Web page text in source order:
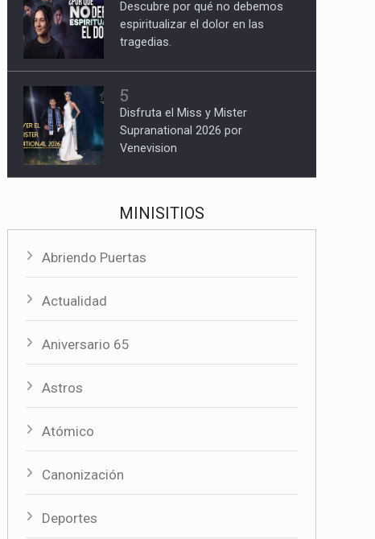
Descubre por qué no debemos
espiritualizar el dolor en las
tragedias.
5
Disfruta el Miss y Mister
Supranational 2026 por
Venevision
MINISITIOS
Abriendo Puertas
Actualidad
Aniversario 65
Astros
Atómico
Canonización
Deportes